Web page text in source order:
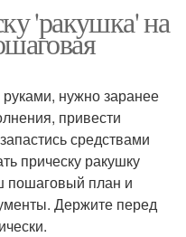
'ракушка' на
нужно заранее
привести
средствами
прическу ракушку
пошаговый план и
Держите перед